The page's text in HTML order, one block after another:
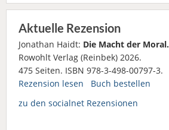
Aktuelle Rezension
Jonathan Haidt: Die Macht der Moral.
Rowohlt Verlag (Reinbek) 2026.
475 Seiten. ISBN 978-3-498-00797-3.
Rezension lesen
Buch bestellen
zu den socialnet Rezensionen